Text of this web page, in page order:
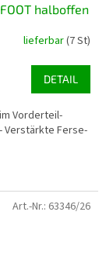
halboffen
lieferbar(7 St)
DETAIL
Vorderteil-
Verstärkte Ferse-
Art.-Nr.: 63346/26